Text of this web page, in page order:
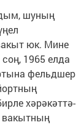
шуның
юк. Мине
1965 елда
фельдшер
хәрәкәттә-
вакытның